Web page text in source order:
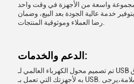
خدمة عالية الجودة بعد البيع، وضمان
الدعم والخدمات:
تم تصميم محول الكهرباء العالمي لـ USB لتوفير مصدر طاقة موثوق
به لأجهزتك التي تعمل بـ USB. لضمان الأداء الأمثل والسلامة،يرجى